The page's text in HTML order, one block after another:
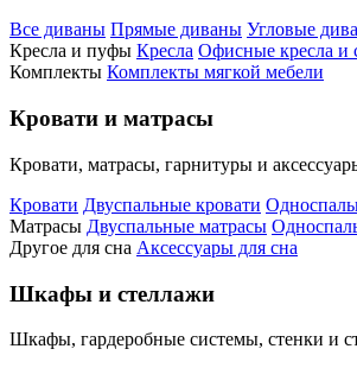
Все диваны Прямые диваны Угловые
Кресла и пуфы Кресла Офисные кресла и
Комплекты Комплекты мягкой мебели
Кровати и матрасы
Кровати, матрасы, гарнитуры и
Кровати Двуспальные кровати
Матрасы Двуспальные матрасы
Другое для сна Аксессуары для сна
Шкафы и стеллажи
Шкафы, гардеробные системы, стенки и